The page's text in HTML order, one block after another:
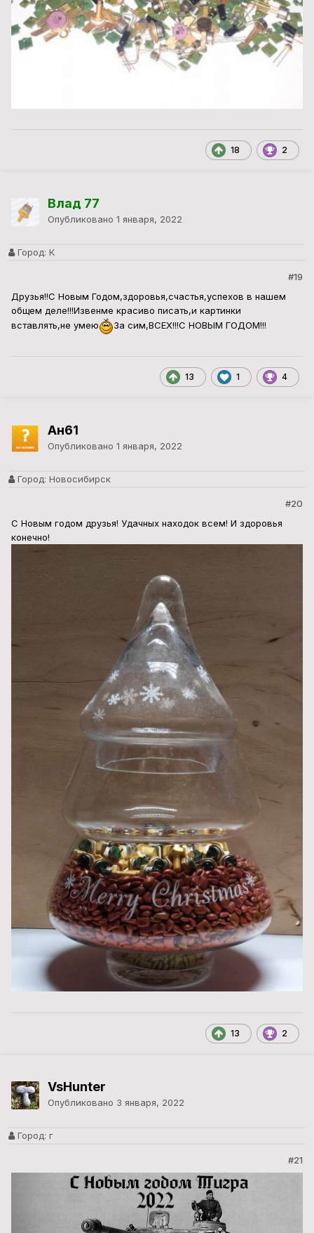
18 2
Влад 77
Опубликовано 1 января, 2022
Город: К
#19
Друзья!!С Новым Годом,здоровья,счастья,успехов в нашем
общем деле!!!Извенме красиво писать,и картинки
вставлять,не умею
За сим,ВСЕХ!!!С НОВЫМ ГОДОМ!!!
13 1 4
Ан61
Опубликовано 1 января, 2022
Город: Новосибирск
#20
С Новым годом друзья! Удачных находок всем! И здоровья
конечно!
13 2
VsHunter
Опубликовано 3 января, 2022
Город: г
#21